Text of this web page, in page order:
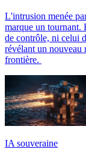
L'intrusion menée
marque un tournant.
de contrôle, ni celui
révélant un nouveau
frontière.
IA souveraine